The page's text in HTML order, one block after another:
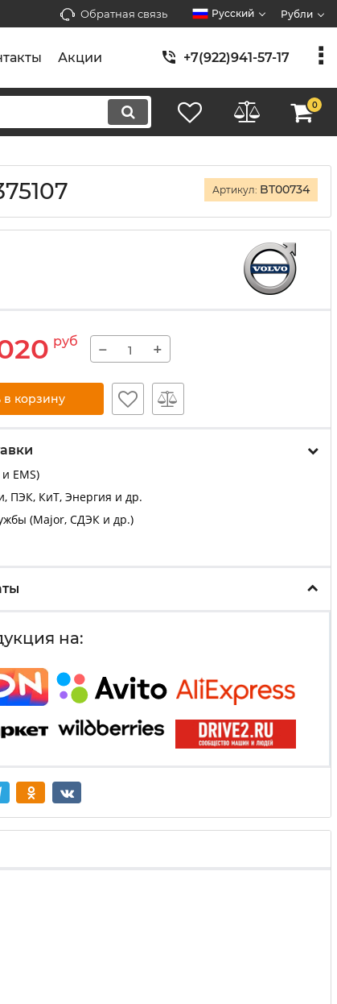
Обратная связь Русский Рубли
Акции +7(922)941-57-17
0
Артикул: BT00734
руб − +
в корзину
EMS)
ПЭК, КиТ, Энергия и др.
(Major, СДЭК и др.)
на: